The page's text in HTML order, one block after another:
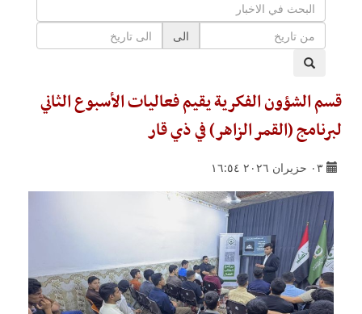
الى
قسم الشؤون الفكرية يقيم فعاليات الأسبوع الثاني
لبرنامج (القمر الزاهر) في ذي قار
٠٣ حزيران ٢٠٢٦ ١٦:٥٤